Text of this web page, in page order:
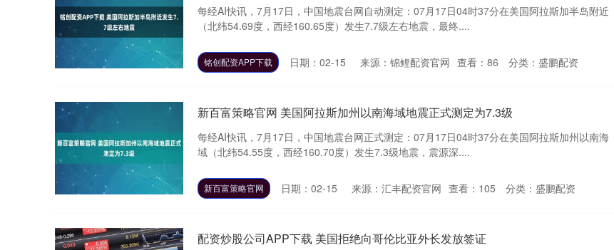
每经AI快讯，7月17日，中国地震台网自动测定：07月17日04时37分在美国阿拉斯加半岛附近
（北纬54.69度，西经160.65度）发生7.7级左右地震，最终....
铭创配资APP下载 日期：02-15 来源：锦鲤配资官网 查看： 86 分类： 盛鹏配资
新百富策略官网 美国阿拉斯加州以南海域地震正式测定为7.3级
每经AI快讯，7月17日，中国地震台网正式测定：07月17日04时37分在美国阿拉斯加州以南海
域（北纬54.55度，西经160.70度）发生7.3级地震，震源深....
新百富策略官网 日期：02-15 来源：汇丰配资官网 查看： 105 分类： 盛鹏配资
配资炒股公司APP下载 美国拒绝向哥伦比亚外长发放签证